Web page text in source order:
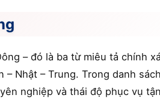
– đó là ba từ miêu tả chính
Nhật – Trung. Trong danh
nghiệp và thái độ phục vụ